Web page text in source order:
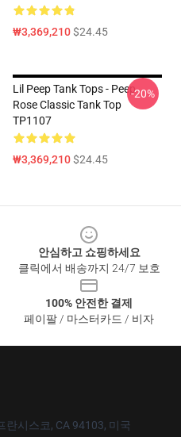
₩3,369,210$24.45
Lil Peep Tank Tops - Peep
Rose Classic Tank Top
TP1107
₩3,369,210$24.45
-20%
안심하고 쇼핑하세요
클릭에서 배송까지 24/7 보호
100% 안전한 결제
페이팔 / 마스터카드 / 비자
란시스코, CA 94103, 미국